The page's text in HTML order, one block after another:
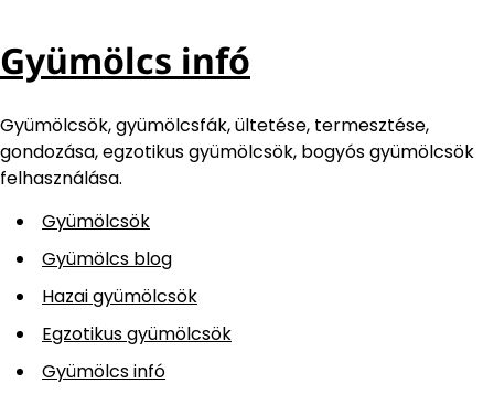
Gyümölcs infó
Gyümölcsök, gyümölcsfák, ültetése, termesztése,
gondozása, egzotikus gyümölcsök, bogyós gyümölcsök
felhasználása.
Gyümölcsök
Gyümölcs blog
Hazai gyümölcsök
Egzotikus gyümölcsök
Gyümölcs infó